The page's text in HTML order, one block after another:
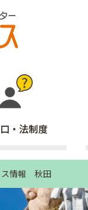
・法制度
ス情報 秋田